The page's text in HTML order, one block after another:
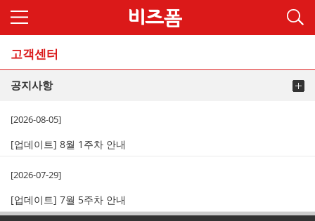
고객센터
공지사항
[2026-08-05]
[업데이트] 8월 1주차 안내
[2026-07-29]
[업데이트] 7월 5주차 안내